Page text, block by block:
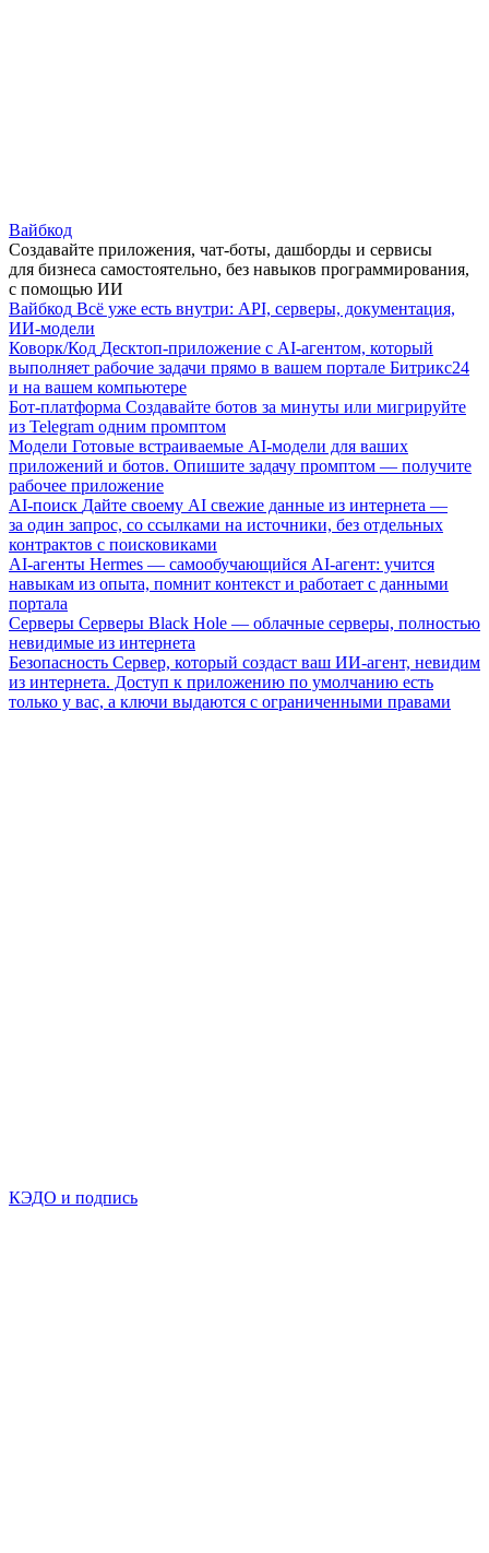
Вайбкод
Создавайте приложения, чат-боты, дашборды и сервисы
для бизнеса самостоятельно, без навыков программирования,
с помощью ИИ
Вайбкод Всё уже есть внутри: API, серверы, документация,
ИИ-модели
Коворк/Код Десктоп-приложение с AI-агентом, который
выполняет рабочие задачи прямо в вашем портале Битрикс24
и на вашем компьютере
Бот-платформа Создавайте ботов за минуты или мигрируйте
из Telegram одним промптом
Модели Готовые встраиваемые AI-модели для ваших
приложений и ботов. Опишите задачу промптом — получите
рабочее приложение
AI-поиск Дайте своему AI свежие данные из интернета —
за один запрос, со ссылками на источники, без отдельных
контрактов с поисковиками
AI-агенты Hermes — самообучающийся AI-агент: учится
навыкам из опыта, помнит контекст и работает с данными
портала
Серверы Серверы Black Hole — облачные серверы, полностью
невидимые из интернета
Безопасность Сервер, который создаст ваш ИИ-агент, невидим
из интернета. Доступ к приложению по умолчанию есть
только у вас, а ключи выдаются с ограниченными правами
КЭДО и подпись